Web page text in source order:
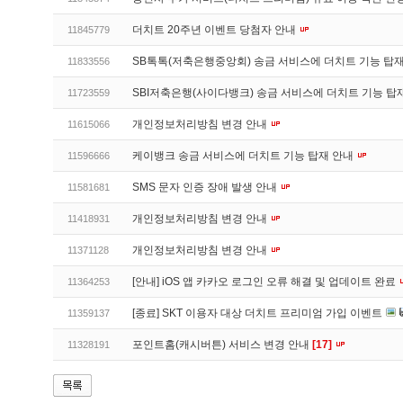
11845779 더치트 20주년 이벤트 당첨자 안내
11833556 SB톡톡(저축은행중앙회) 송금 서비스에 더치트 기능 탑
11723559 SBI저축은행(사이다뱅크) 송금 서비스에 더치트 기능 탑
11615066 개인정보처리방침 변경 안내
11596666 케이뱅크 송금 서비스에 더치트 기능 탑재 안내
11581681 SMS 문자 인증 장애 발생 안내
11418931 개인정보처리방침 변경 안내
11371128 개인정보처리방침 변경 안내
11364253 [안내] iOS 앱 카카오 로그인 오류 해결 및 업데이트 완료
11359137 [종료] SKT 이용자 대상 더치트 프리미엄 가입 이벤트
11328191 포인트홈(캐시버튼) 서비스 변경 안내 [17]